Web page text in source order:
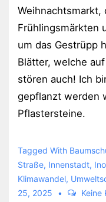
Weihnachtsmarkt,
Frühlingsmärkten
um das Gestrüpp
Blätter, welche
stören auch! Ich
gepflanzt werden
Pflastersteine.
Tagged With
Straße, Innenstadt,
Klimawandel,
25, 2025
Keine